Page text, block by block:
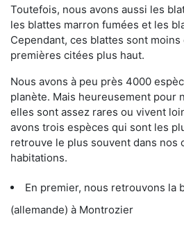
Toutefois, nous avons aussi les
les blattes marron fumées et les
Cependant, ces blattes sont
premières citées plus haut.
Nous avons à peu près 4000
planète. Mais heureusement pour
elles sont assez rares ou vivent
avons trois espèces qui sont les
retrouve le plus souvent dans nos
habitations.
En premier, nous retrouvons la
(allemande) à Montrozier